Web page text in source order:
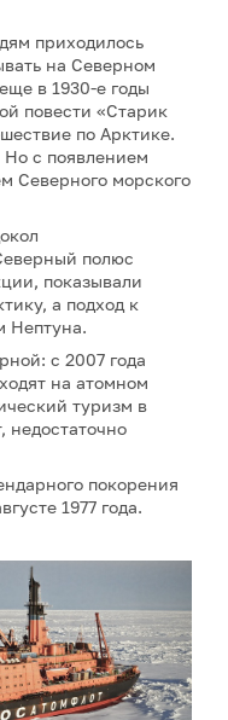
приходилось
на Северном
в 1930-е годы
повести «Старик
по Арктике.
Но с появлением
Северного морского
полюс
показывали
а подход к
Нептуна.
с 2007 года
на атомном
туризм в
недостаточно
покорения
1977 года.